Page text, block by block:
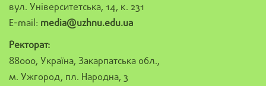
вул. Університетська, 14, к. 231
E-mail: media@uzhnu.edu.ua
Ректорат:
88000, Україна, Закарпатська обл.,
м. Ужгород, пл. Народна, 3